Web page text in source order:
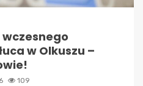
w Olkuszu –
109